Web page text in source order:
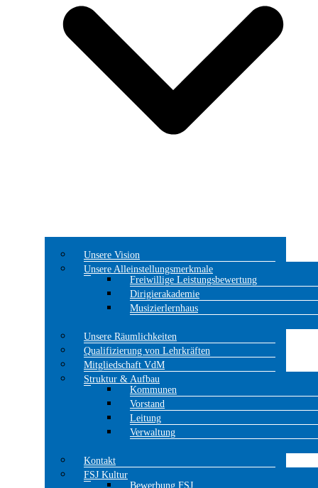
Unsere Vision
Unsere Alleinstellungsmerkmale
Freiwillige Leistungsbewertung
Dirigierakademie
Musizierlernhaus
Unsere Räumlichkeiten
Qualifizierung von Lehrkräften
Mitgliedschaft VdM
Struktur & Aufbau
Kommunen
Vorstand
Leitung
Verwaltung
Kontakt
FSJ Kultur
Bewerbung FSJ